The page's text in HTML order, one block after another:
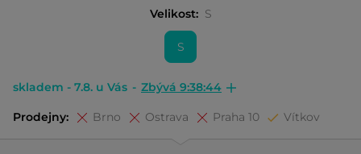
Velikost: S
S
skladem - 7.8. u Vás - Zbývá 9:38:43
Prodejny: Brno Ostrava Praha 10 Vítkov